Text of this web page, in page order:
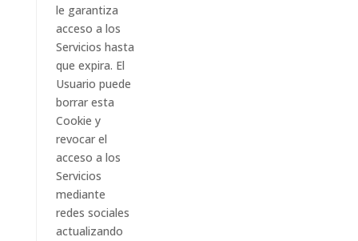
le garantiza
acceso a los
Servicios hasta
que expira. El
Usuario puede
borrar esta
Cookie y
revocar el
acceso a los
Servicios
mediante
redes sociales
actualizando